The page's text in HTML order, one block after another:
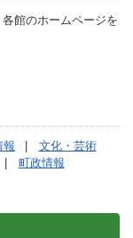
館のホームページを
報
文化・芸術
町政情報